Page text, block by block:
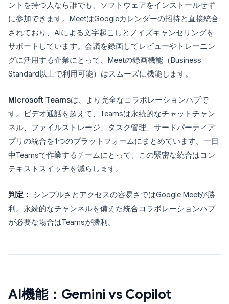
ントを持つ人なら誰でも、ソフトウェアをインストールせず
に参加できます。MeetはGoogleカレンダーの招待と直接統合
されており、AIによる文字起こしとノイズキャンセリングを
サポートしています。会議を録画してレビューやトレーニン
グに活用する企業にとって、Meetの録画機能（Business
Standard以上で利用可能）はスムーズに機能します。
Microsoft Teamsは、より完全なコラボレーションハブで
す。ビデオ通話を超えて、Teamsは永続的なチャットチャン
ネル、ファイルストレージ、タスク管理、サードパーティア
プリの統合を1つのプラットフォームにまとめています。一日
中Teamsで作業するチームにとって、この緊密な統合はコン
テキストスイッチを減らします。
判定：
シンプルさとアクセスの容易さではGoogle Meetが勝
利。永続的なチャンネルを備えた統合コラボレーションハブ
が必要な場合はTeamsが勝利。
AI機能：Gemini vs Copilot